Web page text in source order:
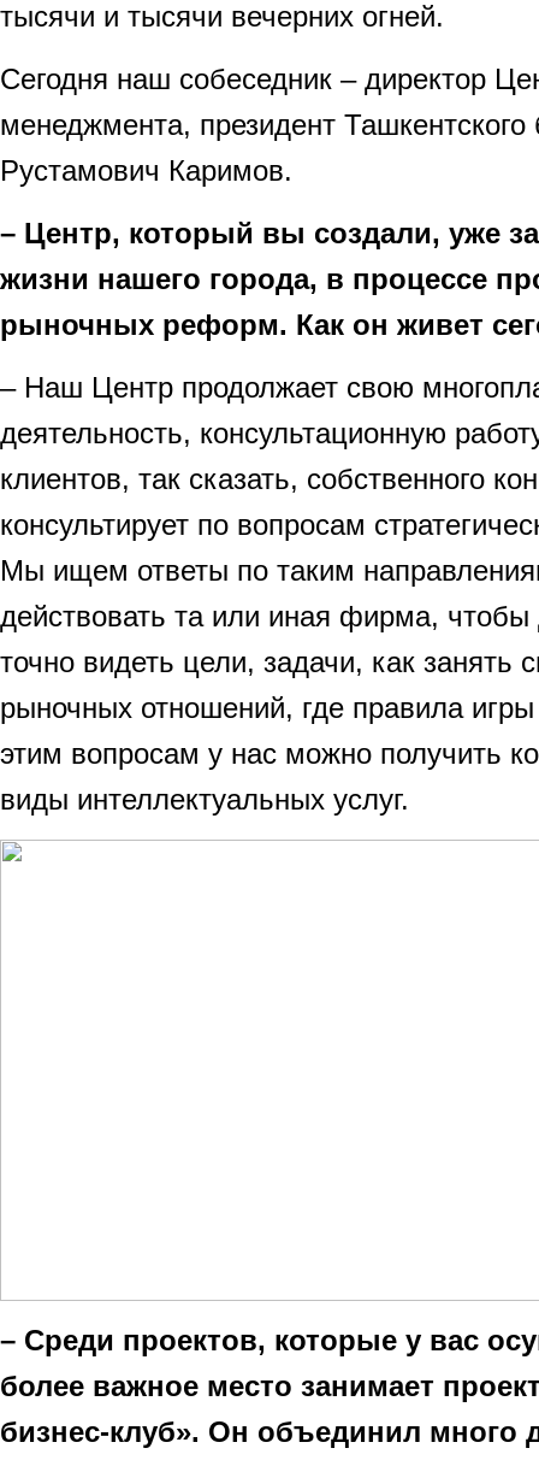
тысячи и тысячи вечерних огней.
Сегодня наш собеседник – директор
менеджмента, президент
Рустамович Каримов.
– Центр, который вы создали, уже
жизни нашего города, в процессе
рыночных реформ. Как он живет
– Наш Центр продолжает свою
деятельность, консультационную
клиентов, так сказать, собственного
консультирует по вопросам
Мы ищем ответы по таким
действовать та или иная фирма, чтобы
точно видеть цели, задачи, как занять
рыночных отношений, где правила
этим вопросам у нас можно получить
виды интеллектуальных услуг.
– Среди проектов, которые у вас
более важное место занимает
бизнес-клуб». Он объединил много